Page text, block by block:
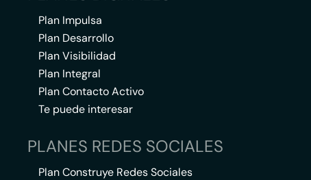
Plan Impulsa
Plan Desarrollo
Plan Visibilidad
Plan Integral
Plan Contacto Activo
Te puede interesar
PLANES REDES SOCIALES
Plan Construye Redes Sociales